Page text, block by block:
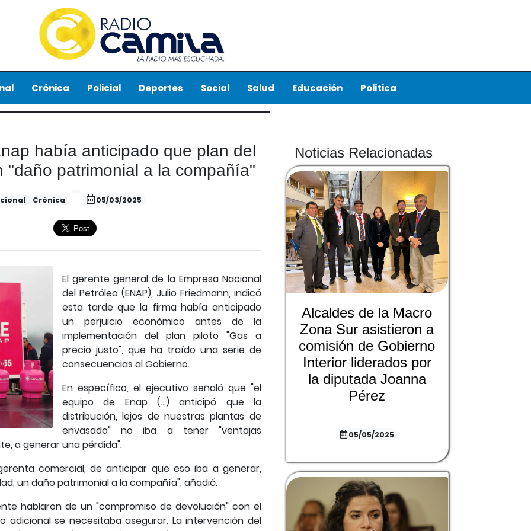
Crónica Policial Deportes Social Salud Educación Política
había anticipado que plan del
"daño patrimonial a la compañía"
Crónica 05/03/2025
El gerente general de la Empresa Nacional
del Petróleo (ENAP), Julio Friedmann, indicó
esta tarde que la firma había anticipado
un perjuicio económico antes de la
implementación del plan piloto "Gas a
precio justo", que ha traído una serie de
consecuencias al Gobierno.
En específico, el ejecutivo señaló que "el
equipo de Enap (...) anticipó que la
distribución, lejos de nuestras plantas de
envasado" no iba a tener "ventajas
a generar una pérdida".
comercial, de anticipar que eso iba a generar,
un daño patrimonial a la compañía", añadió.
hablaron de un "compromiso de devolución" con el
adicional se necesitaba asegurar. La intervención del
Noticias Relacionadas
Alcaldes de la Macro
Zona Sur asistieron a
comisión de Gobierno
Interior liderados por
la diputada Joanna
Pérez
05/05/2025